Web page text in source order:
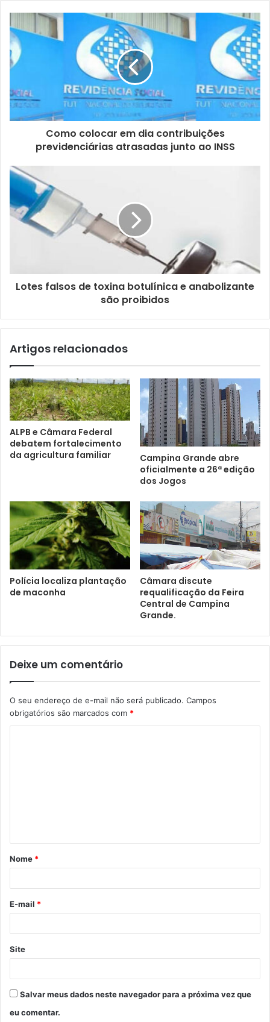
e
u
e
n
e
r
e
e
a
Como colocar em dia contribuições
previdenciárias atrasadas junto ao INSS
Lotes falsos de toxina botulínica e anabolizante
são proibidos
Artigos relacionados
ALPB e Câmara Federal
debatem fortalecimento
da agricultura familiar
Campina Grande abre
oficialmente a 26ª edição
dos Jogos
Polícia localiza plantação
de maconha
Câmara discute
requalificação da Feira
Central de Campina
Grande.
Deixe um comentário
O seu endereço de e-mail não será publicado. Campos
obrigatórios são marcados com *
Nome *
E-mail *
Site
Salvar meus dados neste navegador para a próxima vez que
eu comentar.